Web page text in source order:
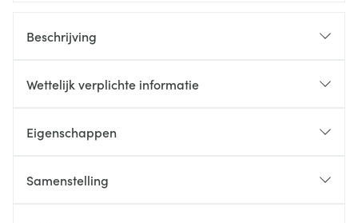
Beschrijving
Wettelijk verplichte informatie
Eigenschappen
Samenstelling